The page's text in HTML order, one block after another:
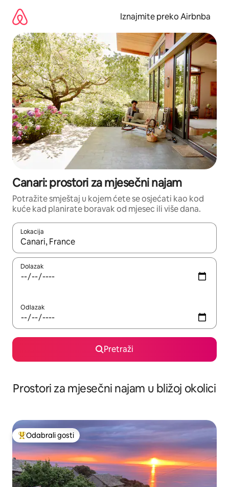
sadržaj
Iznajmite preko Airbnba
Canari: prostori za mjesečni najam
Potražite smještaj u kojem ćete se osjećati kao kod
kuće kad planirate boravak od mjesec ili više dana.
Lokacija
Kada budu dostupni rezultati, moći ćete ih pregledati
Dolazak
Odlazak
Pretraži
Prostori za mjesečni najam u bližoj okolici
Među najviše rangiranima s oznakom „Odabrali gosti”
Odabrali gosti